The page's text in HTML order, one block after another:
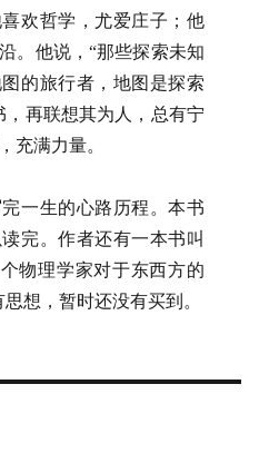
欢哲学，尤爱庄子；他
。他说，“那些探索未知
的旅行者，地图是探索
，再联想其为人，总有宁
静，充满力量。
一生的心路历程。本书
完。作者还有一本书叫
物理学家对于东西方的
想，暂时还没有买到。